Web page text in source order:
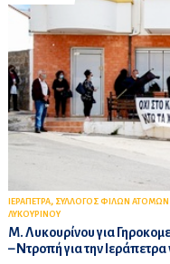
ΙΕΡΑΠΕΤΡΑ, ΣΥΛΛΟΓΟΣ ΦΙΛΩΝ ΑΤΟΜΩΝ
ΛΥΚΟΥΡΙΝΟΥ
Μ. Λυκουρίνου για
– Ντροπή για την Ιεράπετρα